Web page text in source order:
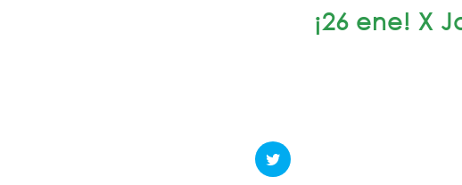
¡26 ene! X